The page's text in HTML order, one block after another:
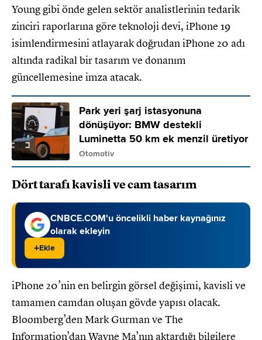
Young gibi önde gelen sektör analistlerinin tedarik
zinciri raporlarına göre teknoloji devi, iPhone 19
isimlendirmesini atlayarak doğrudan iPhone 20 adı
altında radikal bir tasarım ve donanım
güncellemesine imza atacak.
Park yeri şarj istasyonuna
dönüşüyor: BMW destekli
Luminetta 50 km ek menzil üretiyor
Otomotiv
Dört tarafı kavisli ve cam tasarım
CNBCE.COM'u öncelikli haber kaynağınız
olarak ekleyin
+Ekle
iPhone 20’nin en belirgin görsel değişimi, kavisli ve
tamamen camdan oluşan gövde yapısı olacak.
Bloomberg’den Mark Gurman ve The
Information’dan Wayne Ma’nın aktardığı bilgilere